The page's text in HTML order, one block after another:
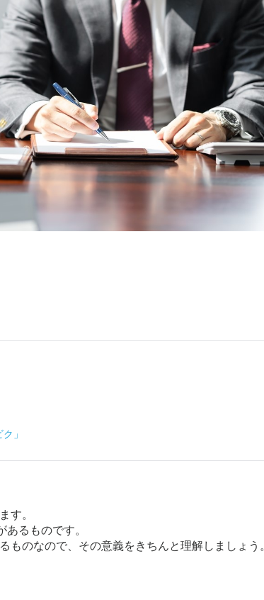
」
す。
るものです。
のなので、その意義をきちんと理解しましょう。